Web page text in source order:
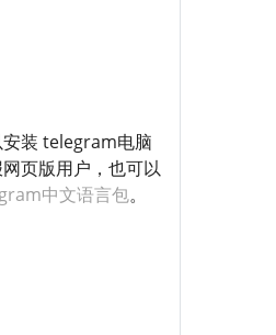
装 telegram电脑
页版用户，也可以
中文语言包。